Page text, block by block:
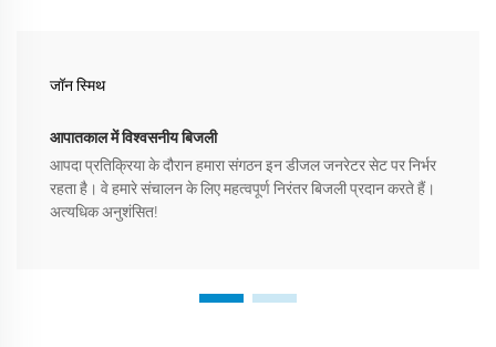
जॉन स्मिथ
आपातकाल में विश्वसनीय बिजली
आपदा प्रतिक्रिया के दौरान हमारा संगठन इन डीजल जनरेटर सेट पर निर्भर
रहता है। वे हमारे संचालन के लिए महत्वपूर्ण निरंतर बिजली प्रदान करते हैं।
अत्यधिक अनुशंसित!